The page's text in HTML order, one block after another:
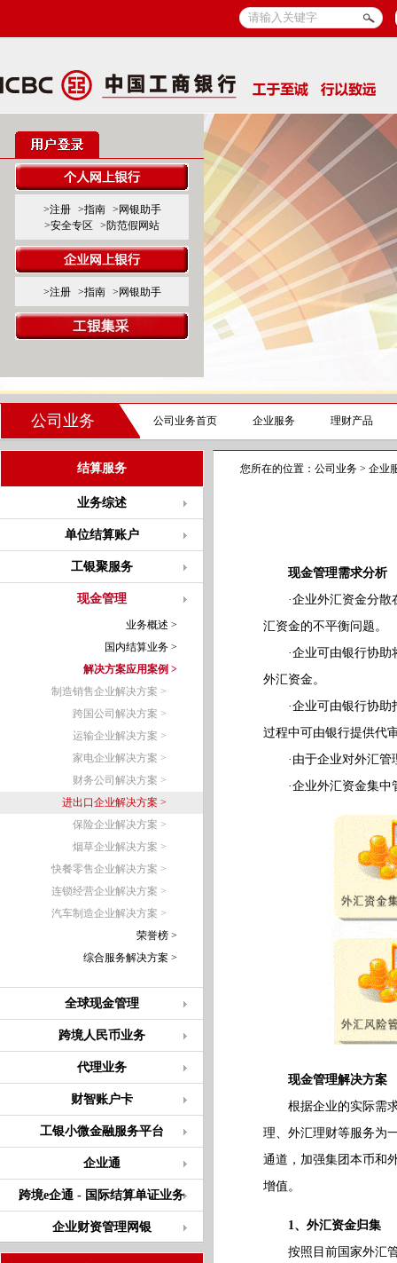
>注册 >指南
>网银助手
>安全专区
>防范假网站
>注册 >指南 >网银助手
公司业务 公司业务首页 企业服务 理财产品
结算服务
业务综述
单位结算账户
工银聚服务
现金管理
业务概述 >
国内结算业务 >
解决方案应用案例 >
制造销售企业解决方案 >
跨国公司解决方案 >
运输企业解决方案 >
家电企业解决方案 >
财务公司解决方案 >
进出口企业解决方案 >
保险企业解决方案 >
烟草企业解决方案 >
快餐零售企业解决方案 >
连锁经营企业解决方案 >
汽车制造企业解决方案 >
荣誉榜 >
综合服务解决方案 >
全球现金管理
跨境人民币业务
代理业务
财智账户卡
工银小微金融服务平台
企业通
跨境e企通 - 国际结算单证业务
企业财资管理网银
您所在的位置： 公司业务 > 企业
现金管理需求分析
·企业外汇资金分散在
汇资金的不平衡问题。
·企业可由银行协助将
外汇资金。
·企业可由银行协助打
过程中可由银行提供代
·由于企业对外汇管
·企业外汇资金集中
现金管理解决方案
根据企业的实际需求
理、外汇理财等服务为
通道，加强集团本币和
增值。
1、外汇资金归集
按照目前国家外汇管